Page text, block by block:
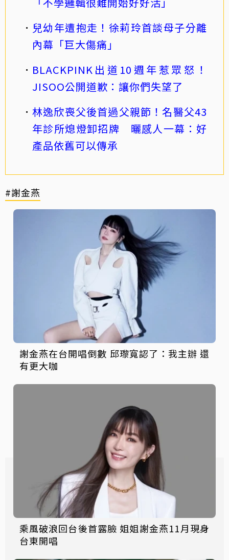
兒幼年遭抱走！徐莉玲首談母子分離
內幕「巨大傷痛」
BLACKPINK出道10週年惹眾怒！
JISOO公開道歉：讓你們失望了
林逸欣喪父後首過父親節！名醫父43
年診所熄燈卸招牌 曬感人一幕：好
產品依舊可以傳承
#謝金燕
謝金燕在台開唱倒數 邱瓈寬認了：我主辦 還
有更大咖
乘風破浪回台後首露臉 姐姐謝金燕11月現身
台東開唱